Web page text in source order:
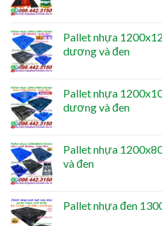
Pallet nhựa
dương và đen
Pallet nhựa
dương và đen
Pallet nhựa
và đen
Pallet nhựa đen